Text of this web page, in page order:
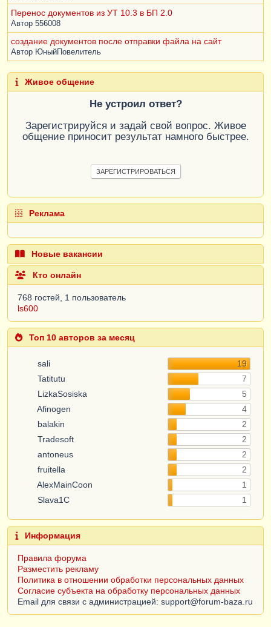
Перенос документов из УТ 10.3 в БП 2.0
Автор 556008
создание документов после отправки файла на сайт
Автор ЮныйПовелитель
Живое общение
Не устроил ответ?
Зарегистрируйся и задай свой вопрос. Живое
общение приносит результат намного быстрее.
ЗАРЕГИСТРИРОВАТЬСЯ
Реклама
Новые вакансии
Кто онлайн
768 гостей, 1 пользователь
ls600
Топ 10 авторов за месяц
sali
19
Tatitutu
7
LizkaSosiska
5
Afinogen
4
balakin
2
Tradesoft
2
antoneus
2
fruitella
2
AlexMainCoon
1
Slava1C
1
Информация
Правила форума
Разместить рекламу
Политика в отношении обработки персональных данных
Согласие субъекта на обработку персональных данных
Email для связи с администрацией: